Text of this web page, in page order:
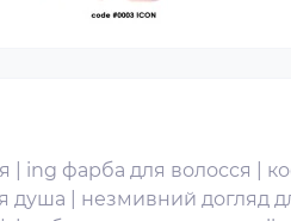
ing фарба для волосся
душа незмивний догляд